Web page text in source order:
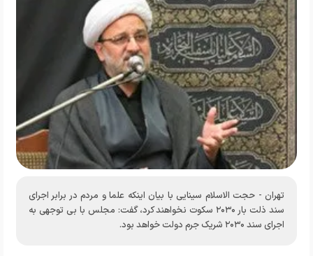
تهران - حجت الاسلام سینایی با بیان اینکه علما و مردم در برابر اجرای
سند ذلت بار ۲۰۳۰ سکوت نخواهند کرد، گفت: مجلس با بی توجهی به
اجرای سند ۲۰۳۰ شریک جرم دولت خواهد بود.